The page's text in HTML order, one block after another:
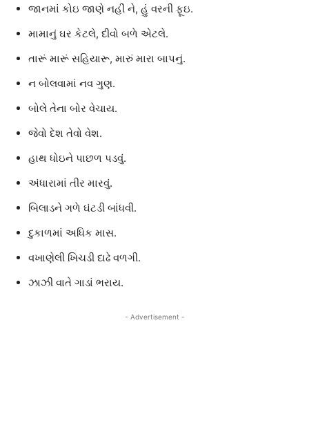
જાનમાં કોઇ જાણે નહીં ને, હું વરની ફૂઇ.
મામાનું ઘર કેટલે, દીવો બળે એટલે.
તારૂં મારૂં સહિયારૂ, મારું મારા બાપનું.
ન બોલવામાં નવ ગુણ.
બોલે તેના બોર વેચાય.
જેવો દેશ તેવો વેશ.
હાથ ધોઇને પાછળ પડવું.
અંધારામાં તીર મારવું.
બિલાડને ગળે ઘંટડી બાંધવી.
દુકાળમાં અધિક માસ.
વખાણેલી ખિચડી દાઢે વળગી.
ઝાઝી વાતે ગાડાં ભરાય.
- Advertisement -